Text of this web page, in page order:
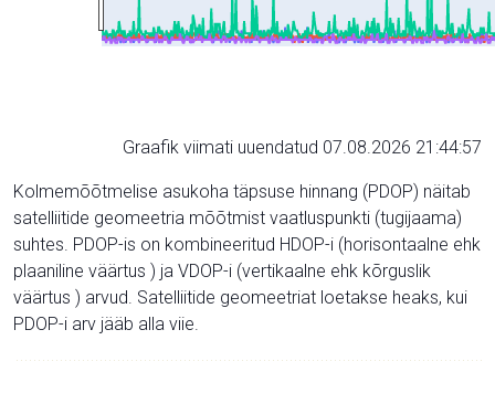
Graafik viimati uuendatud 07.08.2026 21:44:57
Kolmemõõtmelise asukoha täpsuse hinnang (PDOP) näitab
satelliitide geomeetria mõõtmist vaatluspunkti (tugijaama)
suhtes. PDOP-is on kombineeritud HDOP-i (horisontaalne ehk
plaaniline väärtus ) ja VDOP-i (vertikaalne ehk kõrguslik
väärtus ) arvud. Satelliitide geomeetriat loetakse heaks, kui
PDOP-i arv jääb alla viie.